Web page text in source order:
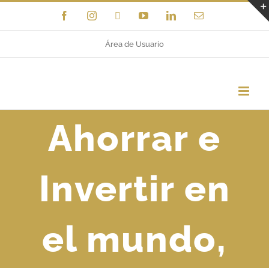
al
FacebookInstagram YouTubeLinkedInCorreo
Área de Usuario
Ahorrar e
Invertir en
el mundo,